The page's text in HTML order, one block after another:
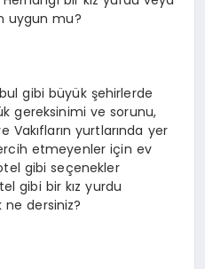
uygun mu?
gibi büyük şehirlerde
gereksinimi ve sorunu,
Vakıfların yurtlarında yer
etmeyenler için ev
gibi seçenekler
gibi bir kız yurdu
dersiniz?